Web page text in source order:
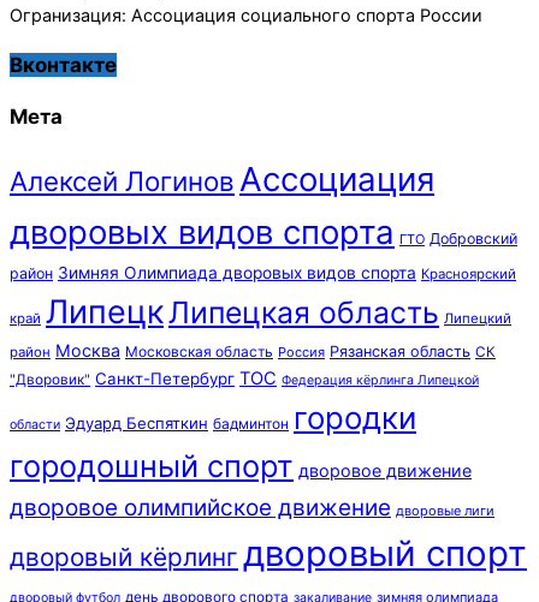
Огранизация: Ассоциация социального спорта России
Вконтакте
Мета
Алексей Логинов Ассоциация
дворовых видов спорта ГТО Добровский
район Зимняя Олимпиада дворовых видов спорта Красноярский
край ЛипецкЛипецкая область Липецкий
район Москва Московская область Россия Рязанская область СК
"Дворовик" Санкт-Петербург ТОС Федерация кёрлинга Липецкой
области Эдуард Беспяткин бадминтон городки
городошный спорт дворовое движение
дворовое олимпийское движение дворовые лиги
дворовый кёрлинг дворовый спорт
дворовый футбол день дворового спорта закаливание зимняя олимпиада